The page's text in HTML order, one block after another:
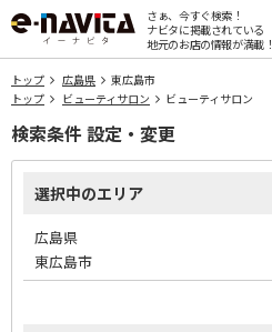
さぁ、今すぐ検索！
ナビタに掲載されている
地元のお店の情報が満載！
トップ 広島県
東広島市
トップ
ビューティサロン ビューティサロン
検索条件 設定・変更
選択中のエリア
広島県
東広島市